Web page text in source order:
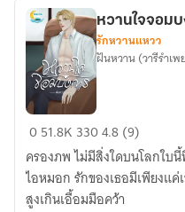
หวาน
จอม
บงการ
หวานใจจอม
รักหวานแหวว
ฝันหวาน (วารีรำเพ
051.8K 3304.8 (9)
ครองภพ ไม่มีสิ่งใดบนโลกใบ
ไอหมอก รักของเธอมีเพียงแค่
สูงเกินเอื้อมมือคว้า